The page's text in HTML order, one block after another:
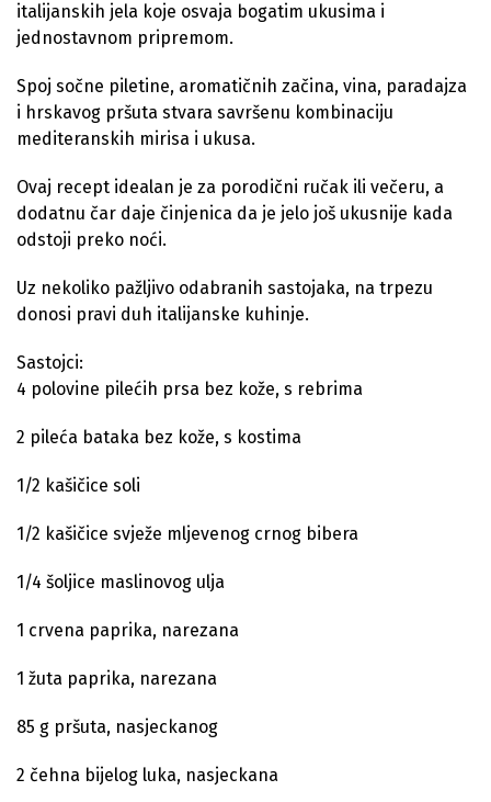
italijanskih jela koje osvaja bogatim ukusima i
jednostavnom pripremom.
Spoj sočne piletine, aromatičnih začina, vina, paradajza
i hrskavog pršuta stvara savršenu kombinaciju
mediteranskih mirisa i ukusa.
Ovaj recept idealan je za porodični ručak ili večeru, a
dodatnu čar daje činjenica da je jelo još ukusnije kada
odstoji preko noći.
Uz nekoliko pažljivo odabranih sastojaka, na trpezu
donosi pravi duh italijanske kuhinje.
Sastojci:
4 polovine pilećih prsa bez kože, s rebrima
2 pileća bataka bez kože, s kostima
1/2 kašičice soli
1/2 kašičice svježe mljevenog crnog bibera
1/4 šoljice maslinovog ulja
1 crvena paprika, narezana
1 žuta paprika, narezana
85 g pršuta, nasjeckanog
2 čehna bijelog luka, nasjeckana